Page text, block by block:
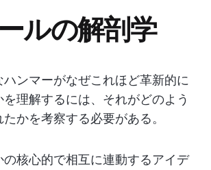
ルの解剖学
ハンマーがなぜこれほど革新的に
理解するには、それがどのよう
かを考察する必要がある。
の核心的で相互に連動するアイデ